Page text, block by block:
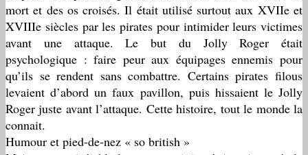
mort et des os croisés. Il était utilisé surtout aux XVIIe et
XVIIIe siècles par les pirates pour intimider leurs victimes
avant une attaque. Le but du Jolly Roger était
psychologique : faire peur aux équipages ennemis pour
qu’ils se rendent sans combattre. Certains pirates filous
levaient d’abord un faux pavillon, puis hissaient le Jolly
Roger juste avant l’attaque. Cette histoire, tout le monde la
connait.
Humour et pied-de-nez « so british »